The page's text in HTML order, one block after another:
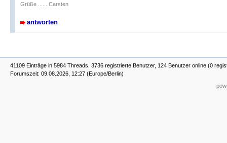
Grüße .......Carsten
antworten
41109 Einträge in 5984 Threads, 3736 registrierte Benutzer, 124 Benutzer online (0
Forumszeit: 09.08.2026, 12:27 (Europe/Berlin)